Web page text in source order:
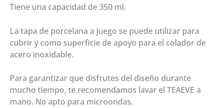
Tiene una capacidad de 350 ml.
La tapa de porcelana a juego se puede utilizar para
cubrir y como superficie de apoyo para el colador de
acero inoxidable.
Para garantizar que disfrutes del diseño durante
mucho tiempo, te recomendamos lavar el TEAEVE a
mano. No apto para microondas.